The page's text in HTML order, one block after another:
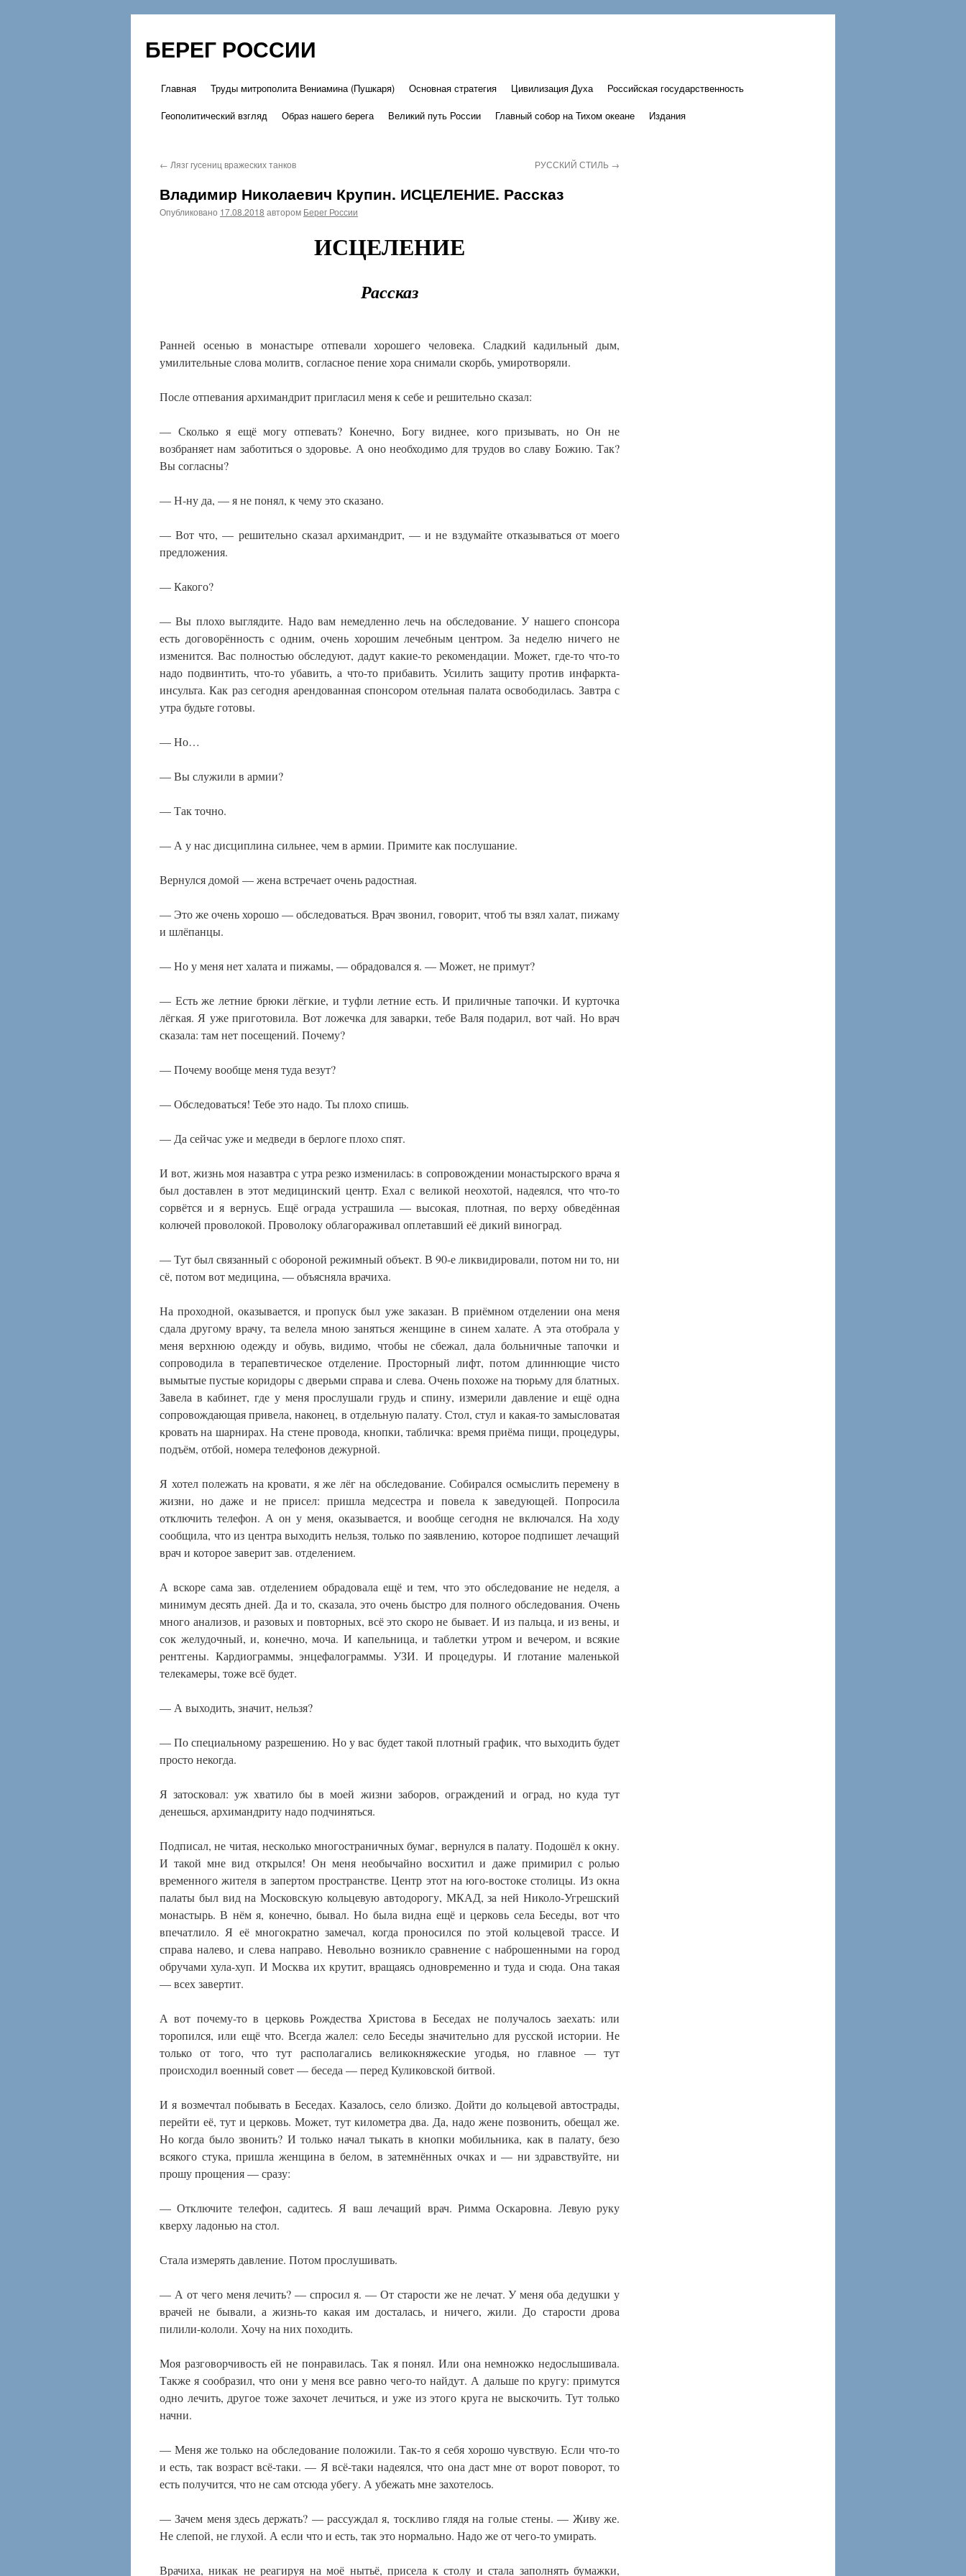
БЕРЕГ РОССИИ
Перейти
Главная Труды митрополита Вениамина (Пушкаря) Основная стратегия Цивилизация Духа
Российская государственность
Геополитический взгляд
Образ нашего берега Великий путь России Главный собор на Тихом океане Издания
← Лязг гусениц вражеских танков РУССКИЙ СТИЛЬ →
Владимир Николаевич Крупин. ИСЦЕЛЕНИЕ. Рассказ
Опубликовано 17.08.2018 автором Берег России
ИСЦЕЛЕНИЕ
Рассказ
Ранней осенью в монастыре отпевали хорошего человека. Сладкий кадильный дым,
умилительные слова молитв, согласное пение хора снимали скорбь, умиротворяли.
После отпевания архимандрит пригласил меня к себе и решительно сказал:
— Сколько я ещё могу отпевать? Конечно, Богу виднее, кого призывать, но Он не
возбраняет нам заботиться о здоровье. А оно необходимо для трудов во славу Божию. Так?
Вы согласны?
— Н-ну да, — я не понял, к чему это сказано.
— Вот что, — решительно сказал архимандрит, — и не вздумайте отказываться от моего
предложения.
— Какого?
— Вы плохо выглядите. Надо вам немедленно лечь на обследование. У нашего спонсора
есть договорённость с одним, очень хорошим лечебным центром. За неделю ничего не
изменится. Вас полностью обследуют, дадут какие-то рекомендации. Может, где-то что-то
надо подвинтить, что-то убавить, а что-то прибавить. Усилить защиту против инфаркта-
инсульта. Как раз сегодня арендованная спонсором отельная палата освободилась. Завтра с
утра будьте готовы.
— Но…
— Вы служили в армии?
— Так точно.
— А у нас дисциплина сильнее, чем в армии. Примите как послушание.
Вернулся домой — жена встречает очень радостная.
— Это же очень хорошо — обследоваться. Врач звонил, говорит, чтоб ты взял халат, пижаму
и шлёпанцы.
— Но у меня нет халата и пижамы, — обрадовался я. — Может, не примут?
— Есть же летние брюки лёгкие, и туфли летние есть. И приличные тапочки. И курточка
лёгкая. Я уже приготовила. Вот ложечка для заварки, тебе Валя подарил, вот чай. Но врач
сказала: там нет посещений. Почему?
— Почему вообще меня туда везут?
— Обследоваться! Тебе это надо. Ты плохо спишь.
— Да сейчас уже и медведи в берлоге плохо спят.
И вот, жизнь моя назавтра с утра резко изменилась: в сопровождении монастырского врача я
был доставлен в этот медицинский центр. Ехал с великой неохотой, надеялся, что что-то
сорвётся и я вернусь. Ещё ограда устрашила — высокая, плотная, по верху обведённая
колючей проволокой. Проволоку облагораживал оплетавший её дикий виноград.
— Тут был связанный с обороной режимный объект. В 90-е ликвидировали, потом ни то, ни
сё, потом вот медицина, — объясняла врачиха.
На проходной, оказывается, и пропуск был уже заказан. В приёмном отделении она меня
сдала другому врачу, та велела мною заняться женщине в синем халате. А эта отобрала у
меня верхнюю одежду и обувь, видимо, чтобы не сбежал, дала больничные тапочки и
сопроводила в терапевтическое отделение. Просторный лифт, потом длиннющие чисто
вымытые пустые коридоры с дверьми справа и слева. Очень похоже на тюрьму для блатных.
Завела в кабинет, где у меня прослушали грудь и спину, измерили давление и ещё одна
сопровождающая привела, наконец, в отдельную палату. Стол, стул и какая-то замысловатая
кровать на шарнирах. На стене провода, кнопки, табличка: время приёма пищи, процедуры,
подъём, отбой, номера телефонов дежурной.
Я хотел полежать на кровати, я же лёг на обследование. Собирался осмыслить перемену в
жизни, но даже и не присел: пришла медсестра и повела к заведующей. Попросила
отключить телефон. А он у меня, оказывается, и вообще сегодня не включался. На ходу
сообщила, что из центра выходить нельзя, только по заявлению, которое подпишет лечащий
врач и которое заверит зав. отделением.
А вскоре сама зав. отделением обрадовала ещё и тем, что это обследование не неделя, а
минимум десять дней. Да и то, сказала, это очень быстро для полного обследования. Очень
много анализов, и разовых и повторных, всё это скоро не бывает. И из пальца, и из вены, и
сок желудочный, и, конечно, моча. И капельница, и таблетки утром и вечером, и всякие
рентгены. Кардиограммы, энцефалограммы. УЗИ. И процедуры. И глотание маленькой
телекамеры, тоже всё будет.
— А выходить, значит, нельзя?
— По специальному разрешению. Но у вас будет такой плотный график, что выходить будет
просто некогда.
Я затосковал: уж хватило бы в моей жизни заборов, ограждений и оград, но куда тут
денешься, архимандриту надо подчиняться.
Подписал, не читая, несколько многостраничных бумаг, вернулся в палату. Подошёл к окну.
И такой мне вид открылся! Он меня необычайно восхитил и даже примирил с ролью
временного жителя в запертом пространстве. Центр этот на юго-востоке столицы. Из окна
палаты был вид на Московскую кольцевую автодорогу, МКАД, за ней Николо-Угрешский
монастырь. В нём я, конечно, бывал. Но была видна ещё и церковь села Беседы, вот что
впечатлило. Я её многократно замечал, когда проносился по этой кольцевой трассе. И
справа налево, и слева направо. Невольно возникло сравнение с наброшенными на город
обручами хула-хуп. И Москва их крутит, вращаясь одновременно и туда и сюда. Она такая
— всех завертит.
А вот почему-то в церковь Рождества Христова в Беседах не получалось заехать: или
торопился, или ещё что. Всегда жалел: село Беседы значительно для русской истории. Не
только от того, что тут располагались великокняжеские угодья, но главное — тут
происходил военный совет — беседа — перед Куликовской битвой.
И я возмечтал побывать в Беседах. Казалось, село близко. Дойти до кольцевой автострады,
перейти её, тут и церковь. Может, тут километра два. Да, надо жене позвонить, обещал же.
Но когда было звонить? И только начал тыкать в кнопки мобильника, как в палату, безо
всякого стука, пришла женщина в белом, в затемнённых очках и — ни здравствуйте, ни
прошу прощения — сразу:
— Отключите телефон, садитесь. Я ваш лечащий врач. Римма Оскаровна. Левую руку
кверху ладонью на стол.
Стала измерять давление. Потом прослушивать.
— А от чего меня лечить? — спросил я. — От старости же не лечат. У меня оба дедушки у
врачей не бывали, а жизнь-то какая им досталась, и ничего, жили. До старости дрова
пилили-кололи. Хочу на них походить.
Моя разговорчивость ей не понравилась. Так я понял. Или она немножко недослышивала.
Также я сообразил, что они у меня все равно чего-то найдут. А дальше по кругу: примутся
одно лечить, другое тоже захочет лечиться, и уже из этого круга не выскочить. Тут только
начни.
— Меня же только на обследование положили. Так-то я себя хорошо чувствую. Если что-то
и есть, так возраст всё-таки. — Я всё-таки надеялся, что она даст мне от ворот поворот, то
есть получится, что не сам отсюда убегу. А убежать мне захотелось.
— Зачем меня здесь держать? — рассуждал я, тоскливо глядя на голые стены. — Живу же.
Не слепой, не глухой. А если что и есть, так это нормально. Надо же от чего-то умирать.
Врачиха, никак не реагируя на моё нытьё, присела к столу и стала заполнять бумажки,